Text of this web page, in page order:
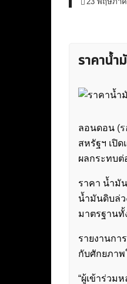
ราคาน้ำ
ลอนดอน (
สหรัฐฯ เปิ
ผลกระทบ
ราคา น้ำมั
น้ำมันดิบล่ว
มาตรฐานทั้
รายงานกา
กับศักยภาพ
“ผู้เข้าร่วม